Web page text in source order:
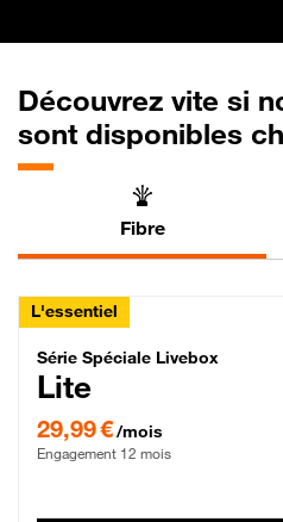
Découvrez vite si
sont disponibles
Fibre
L'essentiel
Série Spéciale
Série Spéciale Livebox
Lite
29,99 €/mois
Engagement 12 mois